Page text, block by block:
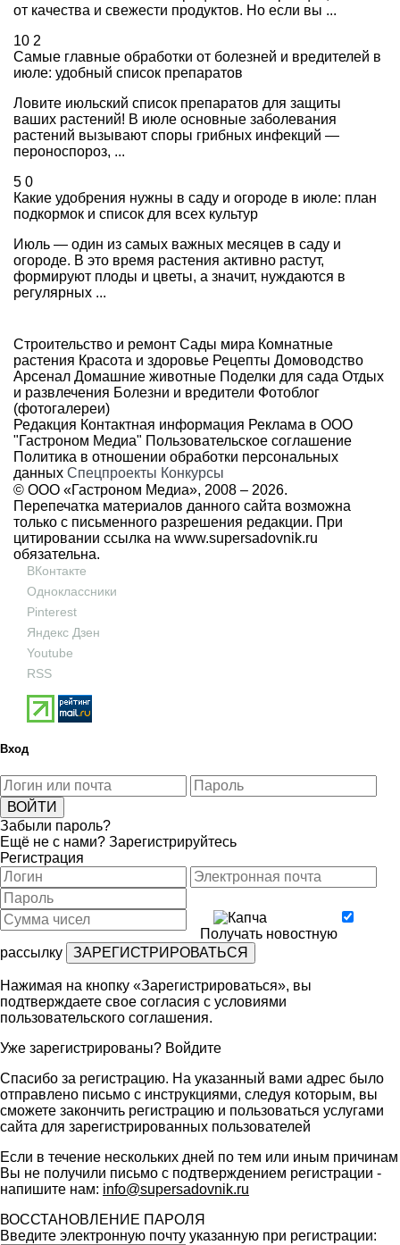
от качества и свежести продуктов. Но если вы ...
10 2
Самые главные обработки от болезней и вредителей в
июле: удобный список препаратов
Ловите июльский список препаратов для защиты
ваших растений! В июле основные заболевания
растений вызывают споры грибных инфекций —
пероноспороз, ...
5 0
Какие удобрения нужны в саду и огороде в июле: план
подкормок и список для всех культур
Июль — один из самых важных месяцев в саду и
огороде. В это время растения активно растут,
формируют плоды и цветы, а значит, нуждаются в
регулярных ...
Строительство и ремонт Сады мира Комнатные
растения Красота и здоровье Рецепты Домоводство
Арсенал Домашние животные Поделки для сада Отдых
и развлечения Болезни и вредители Фотоблог
(фотогалереи)
Редакция Контактная информация Реклама в ООО
"Гастроном Медиа" Пользовательское соглашение
Политика в отношении обработки персональных
данных Спецпроекты Конкурсы
© ООО «Гастроном Медиа», 2008 – 2026.
Перепечатка материалов данного сайта возможна
только с письменного разрешения редакции. При
цитировании ссылка на www.supersadovnik.ru
обязательна.
ВКонтакте
Одноклассники
Pinterest
Яндекс Дзен
Youtube
RSS
Вход
Забыли пароль?
Ещё не с нами? Зарегистрируйтесь
Регистрация
Получать новостную
рассылку
Нажимая на кнопку «Зарегистрироваться», вы
подтверждаете свое согласия с условиями
пользовательского соглашения.
Уже зарегистрированы? Войдите
Спасибо за регистрацию. На указанный вами адрес было
отправлено письмо с инструкциями, следуя которым, вы
сможете закончить регистрацию и пользоваться услугами
сайта для зарегистрированных пользователей
Если в течение нескольких дней по тем или иным причинам
Вы не получили письмо с подтверждением регистрации -
напишите нам: info@supersadovnik.ru
ВОССТАНОВЛЕНИЕ ПАРОЛЯ
Введите электронную почту указанную при регистрации: